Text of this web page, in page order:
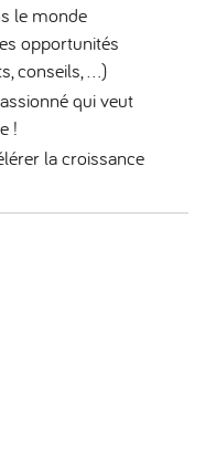
le monde
opportunités
conseils, …)
qui veut
!
la croissance